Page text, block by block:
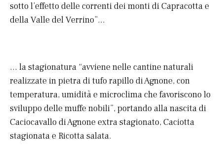
sotto l’effetto delle correnti dei monti di Capracotta e
della Valle del Verrino”…
… la stagionatura “avviene nelle cantine naturali
realizzate in pietra di tufo rapillo di Agnone, con
temperatura, umidità e microclima che favoriscono lo
sviluppo delle muffe nobili”, portando alla nascita di
Caciocavallo di Agnone extra stagionato, Caciotta
stagionata e Ricotta salata.